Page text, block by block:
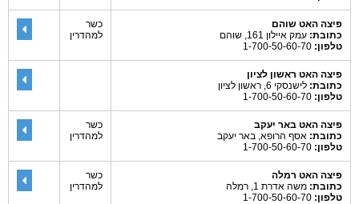
פיצה האט שוהם
כתובת: עמק איילון 161, שוהם
טלפון:
כשר
למהדרין
פיצה האט ראשון לציון
כתובת: לישנסקי 6, ראשון לציון
טלפון:
פיצה האט באר יעקב
כתובת: אסף הרופא, באר יעקב
טלפון:
כשר
למהדרין
פיצה האט רמלה
כתובת: משה אדרת 1, רמלה
טלפון:
כשר
למהדרין